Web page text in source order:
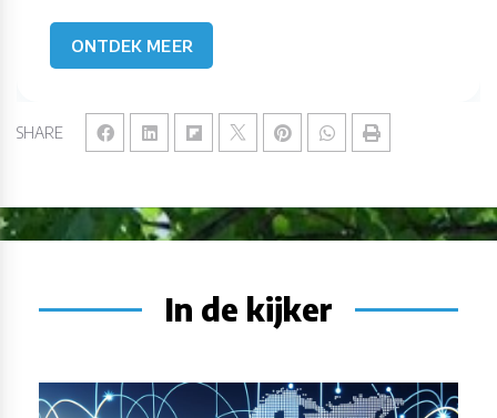
SHARE
ONTDEK MEER
In de kijker